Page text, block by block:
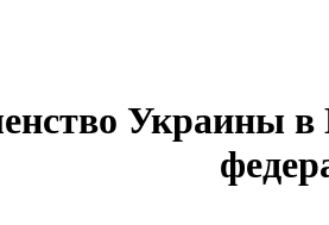
Украины в